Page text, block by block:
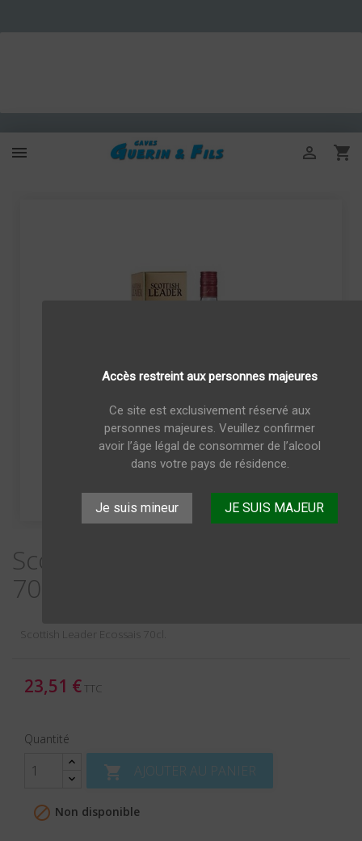
Accès restreint aux personnes majeures
Ce site est exclusivement réservé aux
personnes majeures. Veuillez confirmer
avoir l’âge légal de consommer de l’alcool
dans votre pays de résidence.
Je suis mineur JE SUIS MAJEUR
 

Scottish Leader Ecossais
70cl
Scottish Leader Ecossais 70cl.
23,51 € TTC
Quantité
 AJOUTER AU PANIER
 Non disponible